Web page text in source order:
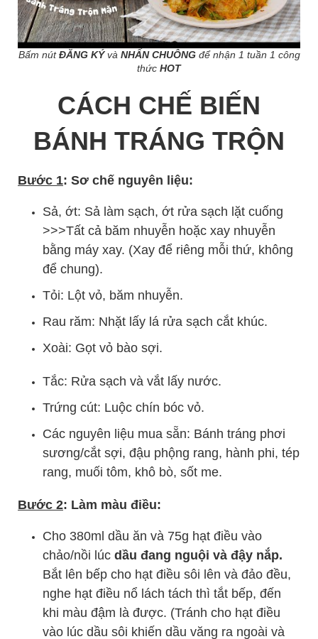
Bấm nútĐĂNG KÝvàNHẤN CHUÔNG để nhận 1 tuần 1 công
thức HOT
CÁCH CHẾ BIẾN
BÁNH TRÁNG TRỘN
Bước 1: Sơ chế nguyên liệu:
Sả, ớt: Sả làm sạch, ớt rửa sạch lặt cuống
>>>Tất cả băm nhuyễn hoặc xay nhuyễn
bằng máy xay. (Xay để riêng mỗi thứ, không
để chung).
Tỏi: Lột vỏ, băm nhuyễn.
Rau răm: Nhặt lấy lá rửa sạch cắt khúc.
Xoài: Gọt vỏ bào sợi.
Tắc: Rửa sạch và vắt lấy nước.
Trứng cút: Luộc chín bóc vỏ.
Các nguyên liệu mua sẵn: Bánh tráng phơi
sương/cắt sợi, đậu phộng rang, hành phi, tép
rang, muối tôm, khô bò, sốt me.
Bước 2: Làm màu điều:
Cho 380ml dầu ăn và 75g hạt điều vào
chảo/nồi lúc dầu đang nguội và đậy nắp.
Bắt lên bếp cho hạt điều sôi lên và đảo đều,
nghe hạt điều nổ lách tách thì tắt bếp, đến
khi màu đậm là được. (Tránh cho hạt điều
vào lúc dầu sôi khiến dầu văng ra ngoài và